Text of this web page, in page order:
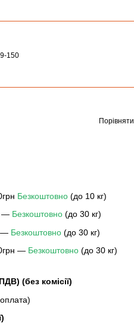
150
Порівняти
Безкоштовно (до 10 кг)
— Безкоштовно (до 30 кг)
— Безкоштовно (до 30 кг)
— Безкоштовно (до 30 кг)
(без комісії)